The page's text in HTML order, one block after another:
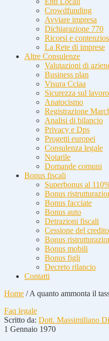
Crowdfunding
Avviare impresa
Dichiarazione 770
Ricorsi e
La Rete di imprese
Altre Consulenze
Valutazioni di
Business plan
Visura Cciaa
Sicurezza sul lavoro
Anatocismo
Registrazione
Analisi di bilancio
Privacy e Dps
Progetti europei
Consulenza legale
Notarile
Domande comuni
Bonus fiscali
Superbonus al
Bonus
Bonus facciate
Bonus auto
Detrazioni fiscali
Cessione del credito
Bonus
Bonus mobili
Bonus figli
Decreto rilancio
Contatti
Home /A quanto ammonta il
Faq legale
Scritto da: Dott. Massimiliano
1 Gennaio 1970